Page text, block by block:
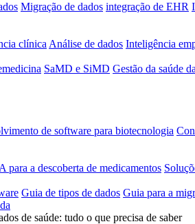
Migração de dados integração de EHR
clínica Análise de dados Inteligência
SaMD e SiMD Gestão da saúde
de software para biotecnologia
para a descoberta de medicamentos
Guia de tipos de dados Guia para a
de saúde: tudo o que precisa de saber